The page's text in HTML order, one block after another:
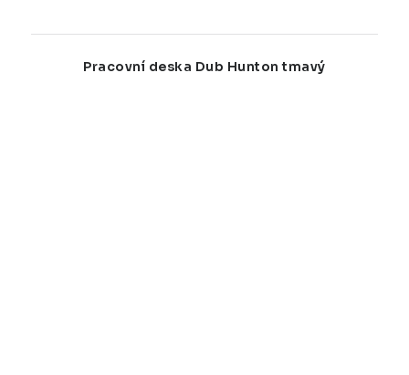
Pracovní deska Dub Hunton tmavý